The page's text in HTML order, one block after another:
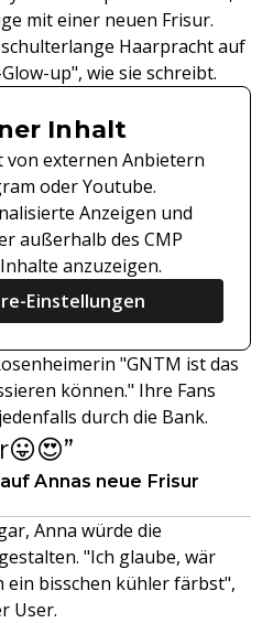
mit einer neuen Frisur.
Haarpracht auf
up", wie sie schreibt.
Inhalt
von externen Anbietern
oder Youtube.
Anzeigen und
außerhalb des CMP
anzuzeigen.
Einstellungen
"GNTM ist das
können." Ihre Fans
durch die Bank.
Annas neue Frisur
Anna würde die
"Ich glaube, wär
ein bisschen kühler färbst",
User.